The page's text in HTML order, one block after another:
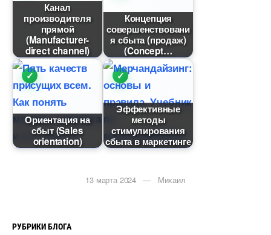
Канал
производителя
прямой
(Manufacturer-
direct channel)
Концепция
совершенствовани
я сбыта (продаж)
(Concept
Ориентация на
сбыт (Sales
orientation)
Эффективные
методы
стимулирования
сбыта в маркетинге
13 марта 2024 — Михаил
РУБРИКИ БЛОГА